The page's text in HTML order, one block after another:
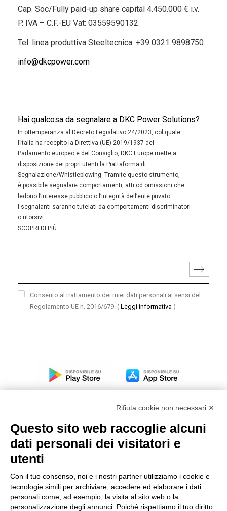
Cap. Soc/Fully paid-up share capital 4.450.000 € i.v.
P. IVA – C.F.-EU Vat: 03559590132
Tel. linea produttiva Steeltecnica: +39 0321 9898750
info@dkcpower.com
Hai qualcosa da segnalare a DKC Power Solutions?
In ottemperanza al Decreto Legislativo 24/2023, col quale
l’Italia ha recepito la Direttiva (UE) 2019/1937 del
Parlamento europeo e del Consiglio, DKC Europe mette a
disposizione dei propri utenti la Piattaforma di
Segnalazione/Whistleblowing. Tramite questo strumento,
è possibile segnalare comportamenti, atti od omissioni che
ledono l’interesse pubblico o l’integrità dell’ente privato.
I segnalanti saranno tutelati da comportamenti discriminatori
o ritorsivi.
SCOPRI DI PIÙ
Consento al trattamento dei miei dati personali ai sensi del
Regolamento UE n. 2016/679. ( Leggi informativa )
Modello organizzativo, gestione e controllo – D. lgs.
Condizioni generali di vendita DKC Europe
Condizioni generali di vendita DKC Power Solutions
Condizioni generali di acquisto
Rifiuta cookie non necessari ✕
Questo sito web raccoglie alcuni
dati personali dei visitatori e
utenti
Con il tuo consenso, noi e i nostri partner utilizziamo i cookie e
tecnologie simili per archiviare, accedere ed elaborare i dati
personali come, ad esempio, la visita al sito web o la
personalizzazione degli annunci. Poiché rispettiamo il tuo diritto